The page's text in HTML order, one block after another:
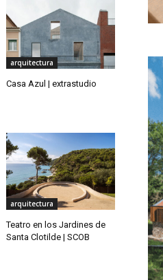
arquitectura
Casa Azul | extrastudio
arquitectura
Teatro en los Jardines de
Santa Clotilde | SCOB